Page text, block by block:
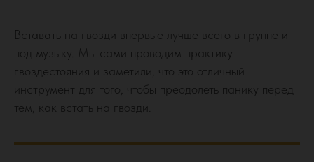
Вставать на гвозди впервые лучше всего в группе и
под музыку. Мы сами проводим практику
гвоздестояния и заметили, что это отличный
инструмент для того, чтобы преодолеть панику перед
тем, как встать на гвозди.